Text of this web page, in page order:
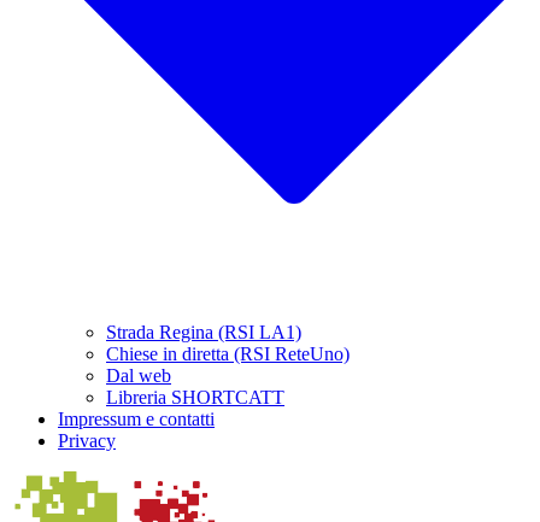
Strada Regina (RSI LA1)
Chiese in diretta (RSI ReteUno)
Dal web
Libreria SHORTCATT
Impressum e contatti
Privacy